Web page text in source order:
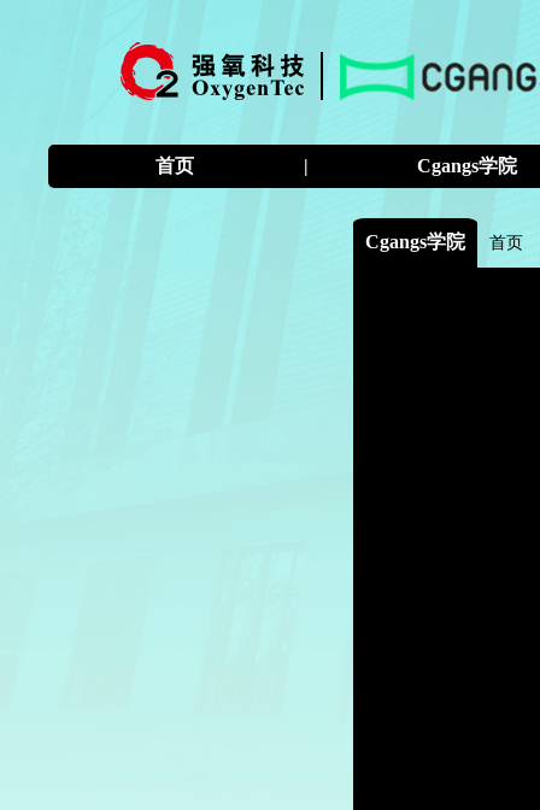
首页 | Cgangs学院
Cgangs学院 首页